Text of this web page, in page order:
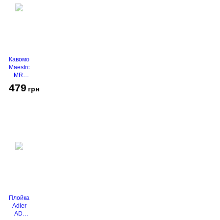
Кавомолка
Maestro
MR-
450
Grey
479 грн
Плойка
Adler
AD-